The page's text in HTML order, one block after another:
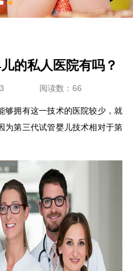
海外生殖
新闻资讯
走进坤和
的私人医院有吗？
阅读数：66
够拥有这一技术的医院较少，就
为第三代试管婴儿技术相对于第